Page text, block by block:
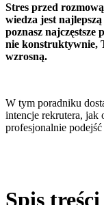
Stres przed
wiedza jest
poznasz
nie konstruktywnie,
wzrosną.
W tym poradniku
intencje rekrutera, jak
profesjonalnie
Spis treści